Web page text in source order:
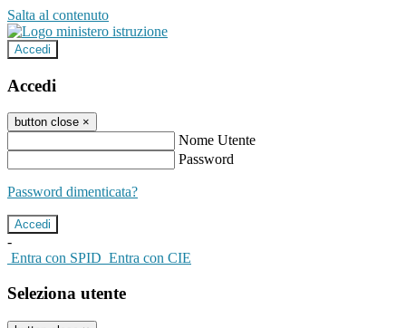
Salta al contenuto
Accedi
Accedi
button close ×
Nome Utente
Password
Password dimenticata?
-
Entra con SPID Entra con CIE
Seleziona utente